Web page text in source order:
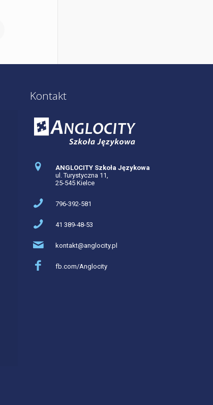
Kontakt
ANGLOCITY Szkoła Językowa
ul. Turystyczna 11,
25-545 Kielce
796-392-581
41 389-48-53
kontakt@anglocity.pl
fb.com/Anglocity